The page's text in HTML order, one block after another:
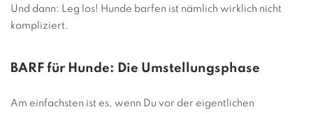
Und dann: Leg los! Hunde barfen ist nämlich wirklich nicht
kompliziert.
BARF für Hunde: Die Umstellungsphase
Am einfachsten ist es, wenn Du vor der eigentlichen